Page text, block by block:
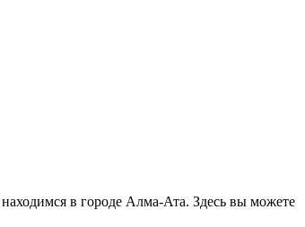
в городе Алма-Ата. Здесь вы можете